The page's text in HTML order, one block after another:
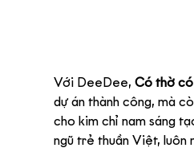
Với DeeDee, Có thờ
dự án thành công, mà
cho kim chỉ nam sáng
ngũ trẻ thuần Việt, luôn